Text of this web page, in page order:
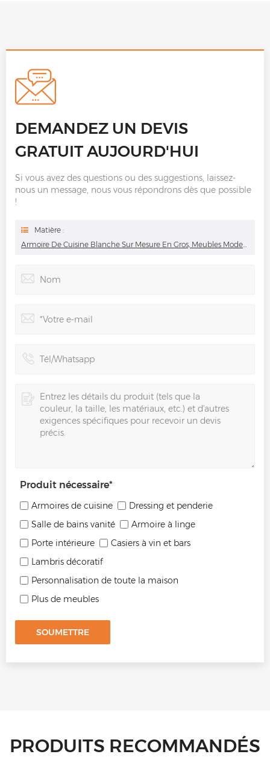
DEMANDEZ UN DEVIS
GRATUIT AUJOURD'HUI
Si vous avez des questions ou des suggestions, laissez-
nous un message, nous vous répondrons dès que possible
!
Matière :
Armoire De Cuisine Blanche Sur Mesure En Gros, Meubles Modernes Et Modulaires Durables Pour Villa
Produit nécessaire*
Armoires de cuisine
Dressing et penderie
Salle de bains vanité
Armoire à linge
Porte intérieure
Casiers à vin et bars
Lambris décoratif
Personnalisation de toute la maison
Plus de meubles
SOUMETTRE
PRODUITS RECOMMANDÉS